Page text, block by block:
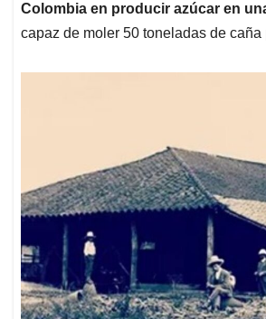
Colombia en producir azúcar en
capaz de moler 50 toneladas de caña